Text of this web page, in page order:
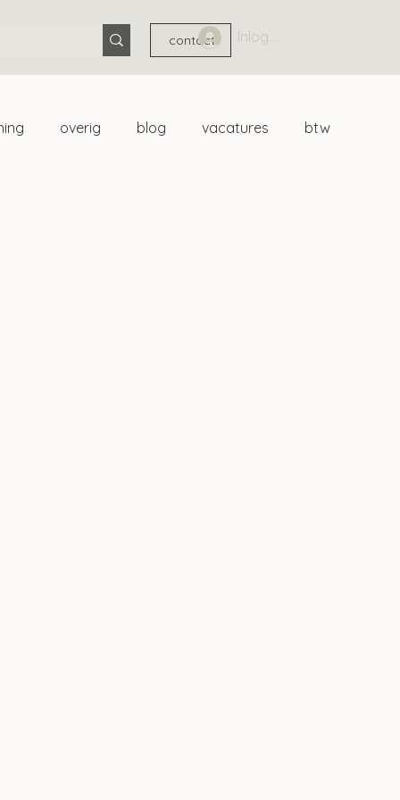
contact Inloggen
overig blog vacatures btw